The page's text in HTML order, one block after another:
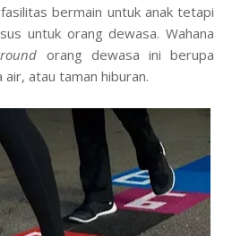
bermain untuk anak tetapi
untuk orang dewasa. Wahana
orang dewasa ini berupa
atau taman hiburan.